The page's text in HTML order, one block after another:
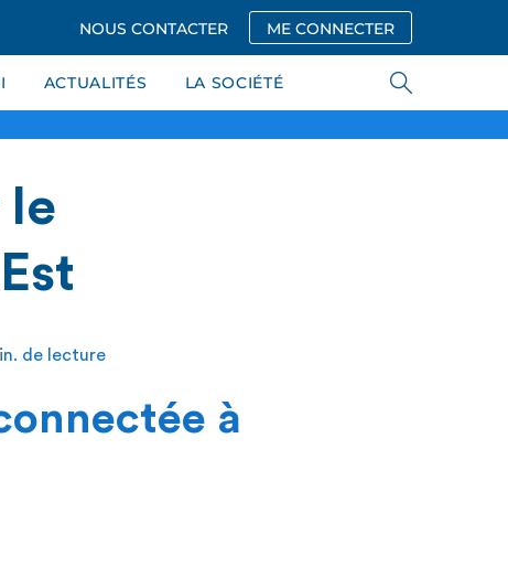
NOUS CONTACTER ME CONNECTER
ACTUALITÉS LA SOCIÉTÉ
le
de lecture
à